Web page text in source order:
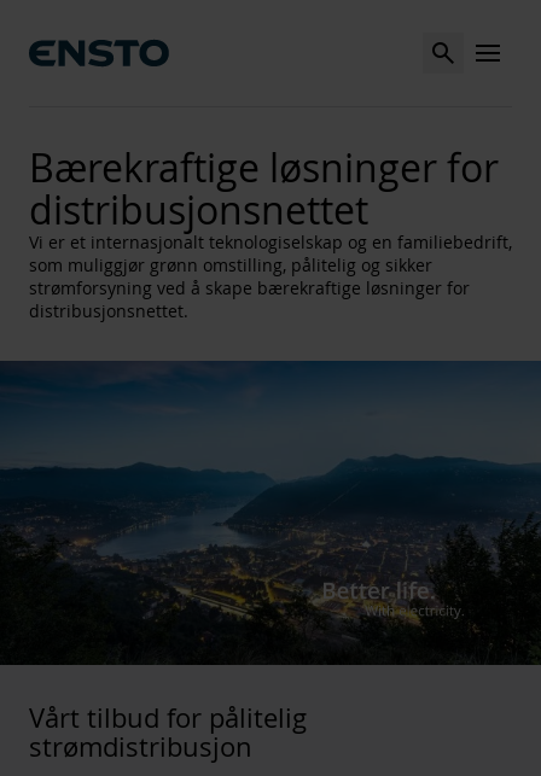
Search MENU
Bærekraftige løsninger for
distribusjonsnettet
Vi er et internasjonalt teknologiselskap og en familiebedrift,
som muliggjør grønn omstilling, pålitelig og sikker
strømforsyning ved å skape bærekraftige løsninger for
distribusjonsnettet.
Vårt tilbud for pålitelig
strømdistribusjon